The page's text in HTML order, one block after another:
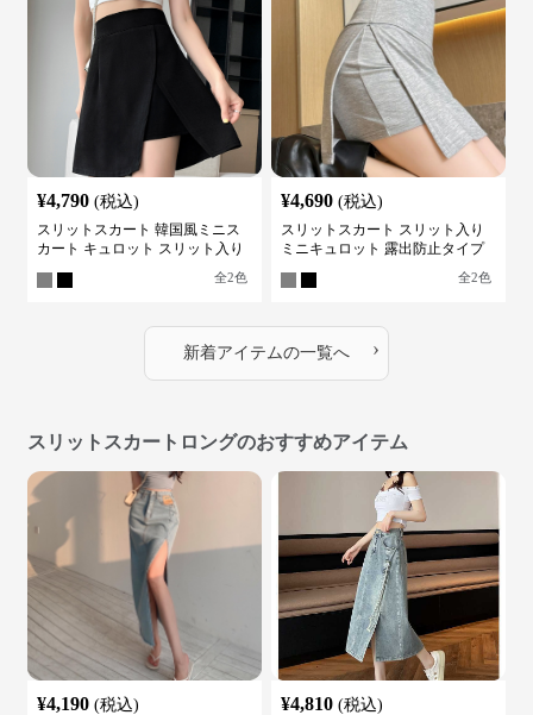
¥4,790 (税込)
スリットスカート 韓国風ミニス
カート キュロット スリット入り
全2色
¥4,690 (税込)
スリットスカート スリット入り
ミニキュロット 露出防止タイプ
全2色
新着アイテムの一覧へ ›
スリットスカートロングのおすすめアイテム
¥4,190 (税込) ¥4,810 (税込)